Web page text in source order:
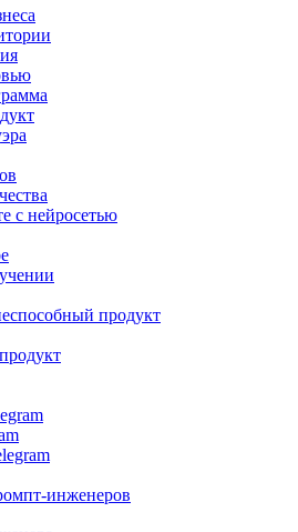
с нейросетью
продукт
инженеров